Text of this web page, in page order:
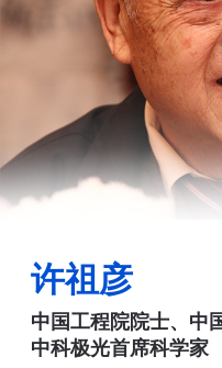
许祖彦
中国工程院院士、中
中科极光首席科学家